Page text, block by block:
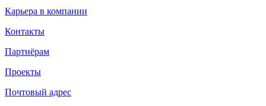
Карьера в компании
Контакты
Партнёрам
Проекты
Почтовый адрес